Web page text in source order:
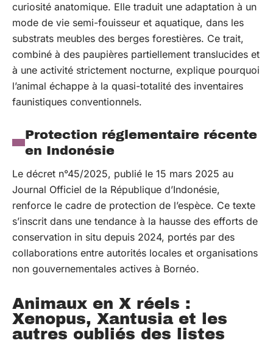
curiosité anatomique. Elle traduit une adaptation à un
mode de vie semi-fouisseur et aquatique, dans les
substrats meubles des berges forestières. Ce trait,
combiné à des paupières partiellement translucides et
à une activité strictement nocturne, explique pourquoi
l’animal échappe à la quasi-totalité des inventaires
faunistiques conventionnels.
Protection réglementaire récente
en Indonésie
Le décret n°45/2025, publié le 15 mars 2025 au
Journal Officiel de la République d’Indonésie,
renforce le cadre de protection de l’espèce. Ce texte
s’inscrit dans une tendance à la hausse des efforts de
conservation in situ depuis 2024, portés par des
collaborations entre autorités locales et organisations
non gouvernementales actives à Bornéo.
Animaux en X réels :
Xenopus, Xantusia et les
autres oubliés des listes